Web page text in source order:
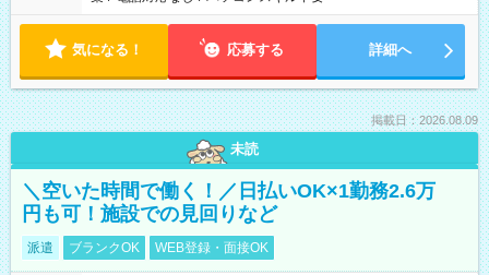
気になる！ 応募する 詳細へ
掲載日：2026.08.09
未読
＼空いた時間で働く！／日払いOK×1勤務2.6万
円も可！施設での見回りなど
派遣 ブランクOK WEB登録・面接OK